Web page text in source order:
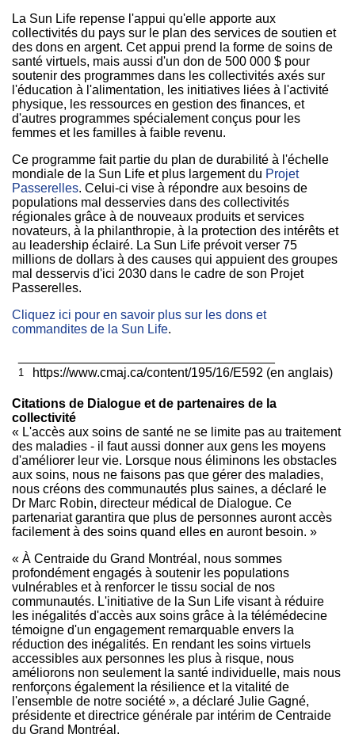
La Sun Life repense l'appui qu'elle apporte aux
collectivités du pays sur le plan des services de soutien et
des dons en argent. Cet appui prend la forme de soins de
santé virtuels, mais aussi d'un don de 500 000 $ pour
soutenir des programmes dans les collectivités axés sur
l'éducation à l'alimentation, les initiatives liées à l'activité
physique, les ressources en gestion des finances, et
d'autres programmes spécialement conçus pour les
femmes et les familles à faible revenu.
Ce programme fait partie du plan de durabilité à l'échelle
mondiale de la Sun Life et plus largement du Projet
Passerelles. Celui-ci vise à répondre aux besoins de
populations mal desservies dans des collectivités
régionales grâce à de nouveaux produits et services
novateurs, à la philanthropie, à la protection des intérêts et
au leadership éclairé. La Sun Life prévoit verser 75
millions de dollars à des causes qui appuient des groupes
mal desservis d'ici 2030 dans le cadre de son Projet
Passerelles.
Cliquez ici pour en savoir plus sur les dons et
commandites de la Sun Life.
1 https://www.cmaj.ca/content/195/16/E592 (en anglais)
Citations de Dialogue et de partenaires de la
collectivité
« L'accès aux soins de santé ne se limite pas au traitement
des maladies - il faut aussi donner aux gens les moyens
d'améliorer leur vie. Lorsque nous éliminons les obstacles
aux soins, nous ne faisons pas que gérer des maladies,
nous créons des communautés plus saines, a déclaré le
Dr Marc Robin, directeur médical de Dialogue. Ce
partenariat garantira que plus de personnes auront accès
facilement à des soins quand elles en auront besoin. »
« À Centraide du Grand Montréal, nous sommes
profondément engagés à soutenir les populations
vulnérables et à renforcer le tissu social de nos
communautés. L'initiative de la Sun Life visant à réduire
les inégalités d'accès aux soins grâce à la télémédecine
témoigne d'un engagement remarquable envers la
réduction des inégalités. En rendant les soins virtuels
accessibles aux personnes les plus à risque, nous
améliorons non seulement la santé individuelle, mais nous
renforçons également la résilience et la vitalité de
l'ensemble de notre société », a déclaré Julie Gagné,
présidente et directrice générale par intérim de Centraide
du Grand Montréal.